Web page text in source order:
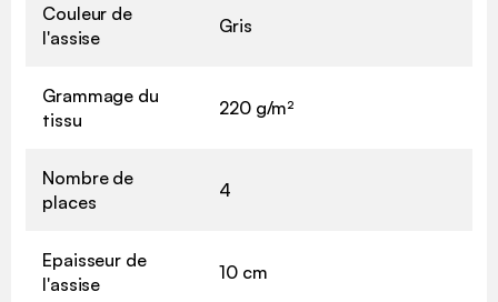
Couleur de
l'assise
Gris
Grammage du
tissu
220 g/m²
Nombre de
places
4
Epaisseur de
l'assise
10 cm